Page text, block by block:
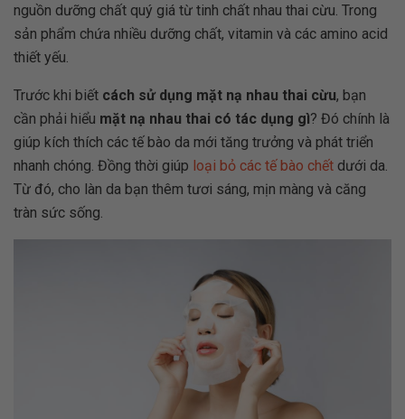
nguồn dưỡng chất quý giá từ tinh chất nhau thai cừu. Trong
sản phẩm chứa nhiều dưỡng chất, vitamin và các amino acid
thiết yếu.
Trước khi biết cách sử dụng mặt nạ nhau thai cừu, bạn
cần phải hiểu mặt nạ nhau thai có tác dụng gì? Đó chính là
giúp kích thích các tế bào da mới tăng trưởng và phát triển
nhanh chóng. Đồng thời giúp loại bỏ các tế bào chết dưới da.
Từ đó, cho làn da bạn thêm tươi sáng, mịn màng và căng
tràn sức sống.